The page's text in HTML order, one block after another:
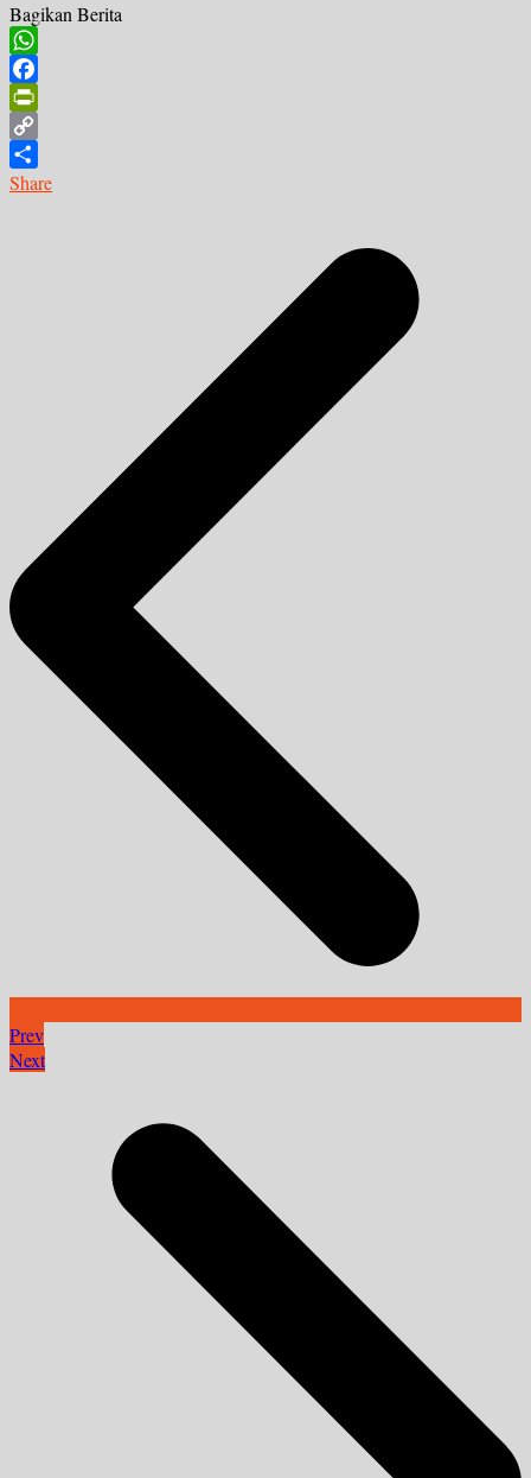
Bagikan Berita
WhatsApp
Facebook
PrintFriendly
Copy
Link
Share
Prev
Next